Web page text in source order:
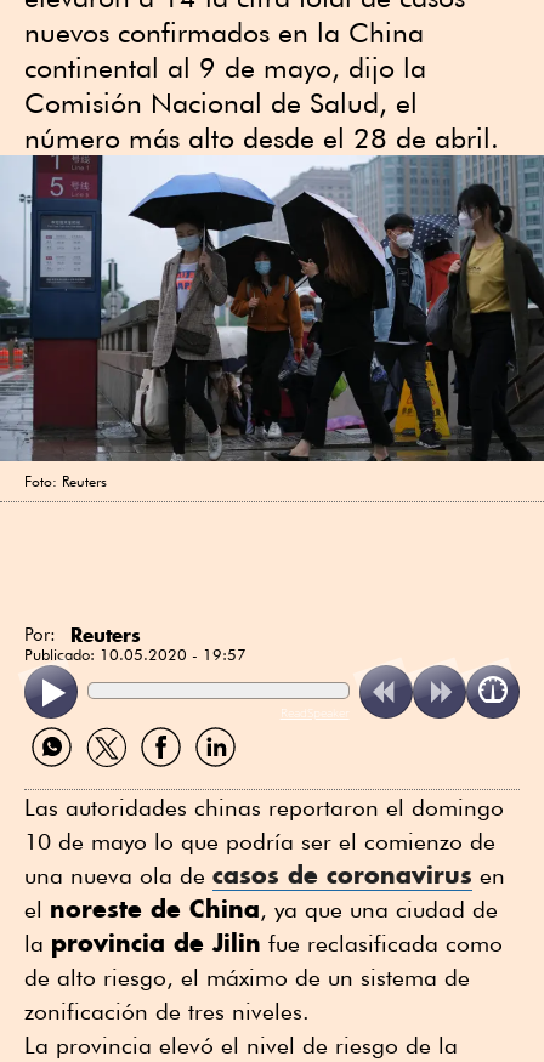
nuevos confirmados en la China
continental al 9 de mayo, dijo la
Comisión Nacional de Salud, el
número más alto desde el 28 de abril.
Foto: Reuters
Por: Reuters
Publicado: 10.05.2020 - 19:57
ReadSpeaker
Compartir
por
Compartir
por
Compartir
por
Compartir
por
Las autoridades chinas reportaron el domingo
10 de mayo lo que podría ser el comienzo de
una nueva ola de casos de coronavirus en
el noreste de China, ya que una ciudad de
la provincia de Jilin fue reclasificada como
de alto riesgo, el máximo de un sistema de
zonificación de tres niveles.
La provincia elevó el nivel de riesgo de la